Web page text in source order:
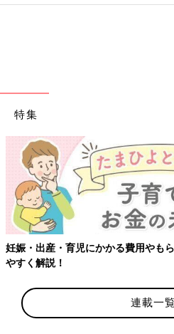
特集
【ワクチン接種できるものも
連載一